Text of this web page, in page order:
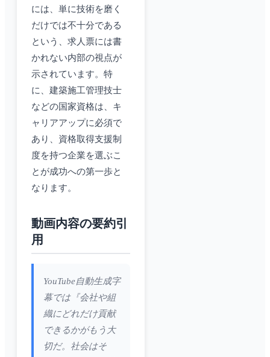
には、単に技術を磨く
だけでは不十分である
という、求人票には書
かれない内部の視点が
示されています。特
に、建築施工管理技士
などの国家資格は、キ
ャリアアップに必須で
あり、資格取得支援制
度を持つ企業を選ぶこ
とが成功への第一歩と
なります。
動画内容の要約引
用
YouTube自動生成字
幕では『会社や組
織にどれだけ貢献
できるかがもう大
切だ。社会はそ